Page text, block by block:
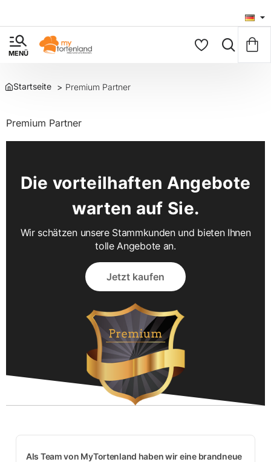
Premium Partner
Premium Partner
Die vorteilhaften Angebote
warten auf Sie.
Wir schätzen unsere Stammkunden und bieten Ihnen
tolle Angebote an.
Jetzt kaufen
Als Team von MyTortenland haben wir eine brandneue